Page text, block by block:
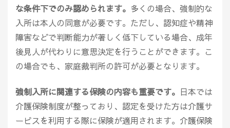
な条件下でのみ認められます。 多くの場合、強制的な
入所は本人の同意が必要です。ただし、認知症や精神
障害などで判断能力が著しく低下している場合、成年
後見人が代わりに意思決定を行うことができます。こ
の場合でも、家庭裁判所の許可が必要となります。
強制入所に関連する保険の内容も重要です。 日本では
介護保険制度が整っており、認定を受けた方は介護サ
ービスを利用する際に保険が適用されます。介護保険